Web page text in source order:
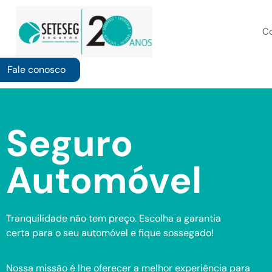
Fale conosco
Seguro
Automóvel
Tranquilidade não tem preço. Escolha a garantia
certa para o seu automóvel e fique sossegado!
Nossa missão é lhe oferecer a melhor experiência para